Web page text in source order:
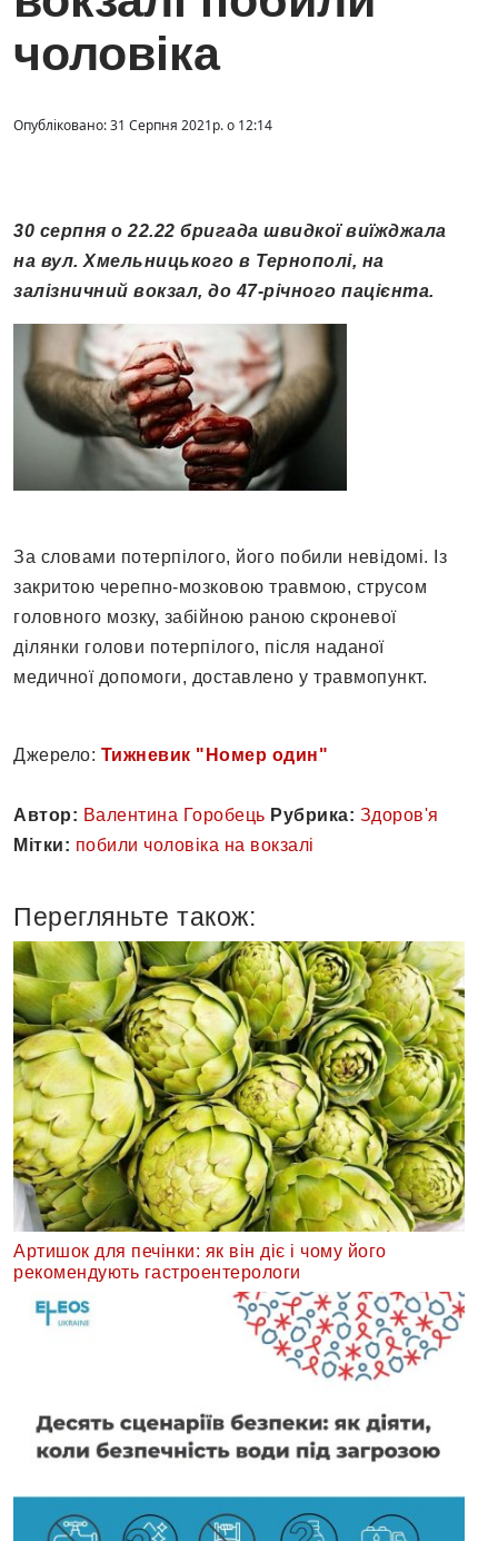
чоловіка
Опубліковано: 31 Серпня 2021р. о 12:14
30 серпня о 22.22 бригада швидкої виїжджала
на вул. Хмельницького в Тернополі, на
залізничний вокзал, до 47-річного пацієнта.
За словами потерпілого, його побили невідомі. Із
закритою черепно-мозковою травмою, струсом
головного мозку, забійною раною скроневої
ділянки голови потерпілого, після наданої
медичної допомоги, доставлено у травмопункт.
Джерело: Тижневик "Номер один"
Автор: Валентина Горобець Рубрика: Здоров'я
Мітки: побили чоловіка на вокзалі
Перегляньте також:
Артишок для печінки: як він діє і чому його
рекомендують гастроентерологи